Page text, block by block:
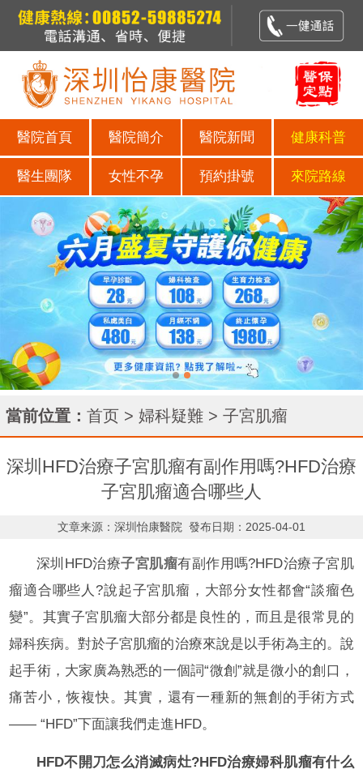
醫院首頁 醫院簡介 醫院新聞 健康科普
醫生團隊 女性不孕 預約掛號 來院路線
當前位置： 首页 > 婦科疑難 > 子宮肌瘤
深圳HFD治療子宮肌瘤有副作用嗎?HFD治療
子宮肌瘤適合哪些人
文章来源：深圳怡康醫院 發布日期：2025-04-01
深圳HFD治療子宮肌瘤有副作用嗎?HFD治療子宮肌
瘤適合哪些人?說起子宮肌瘤，大部分女性都會“談瘤色
變”。其實子宮肌瘤大部分都是良性的，而且是很常見的
婦科疾病。對於子宮肌瘤的治療來說是以手術為主的。說
起手術，大家廣為熟悉的一個詞“微創”就是微小的創口，
痛苦小，恢複快。其實，還有一種新的無創的手術方式
—— “HFD”下面讓我們走進HFD。
HFD不開刀怎么消滅病灶?HFD治療婦科肌瘤有什么